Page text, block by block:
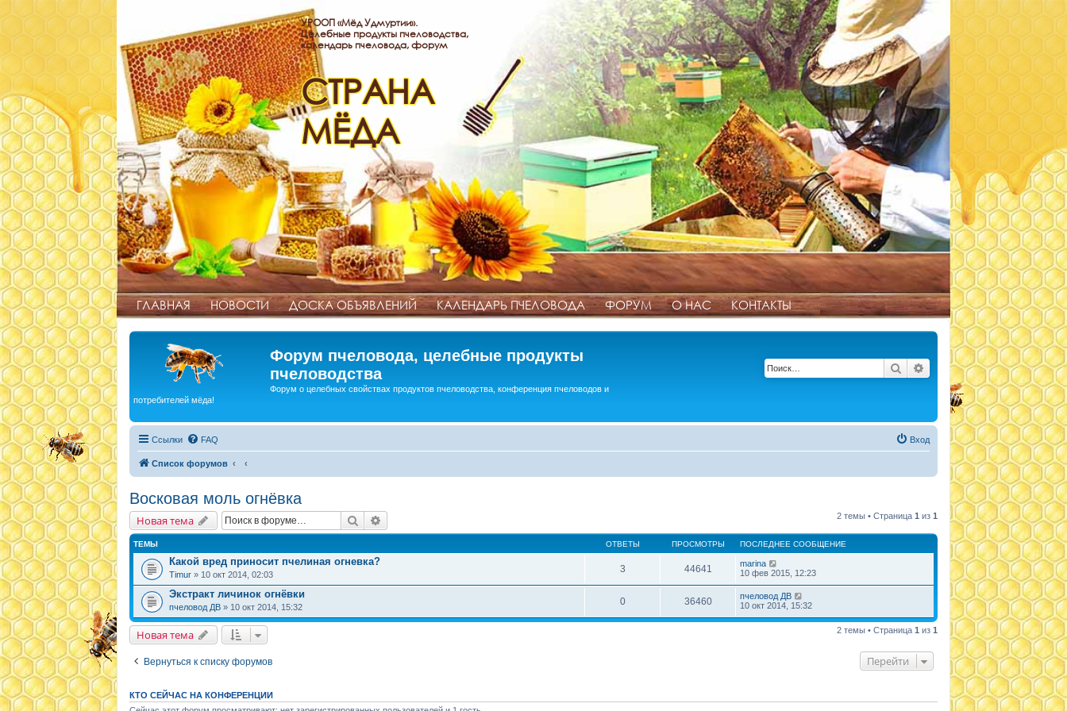
УРООП «Мёд Удмуртии».
Целебные продукты пчеловодства,
календарь пчеловода, форум
СТРАНА
МЁДА
ГЛАВНАЯ НОВОСТИ ДОСКА ОБЪЯВЛЕНИЙ КАЛЕНДАРЬ ПЧЕЛОВОДА ФОРУМ О НАС КОНТАКТЫ
Форум пчеловода, целебные продукты
пчеловодства
Форум о целебных свойствах продуктов пчеловодства, конференция пчеловодов и
потребителей мёда!
Поиск Расширенный поиск
Ссылки FAQ Вход
Список форумов
Восковая моль огнёвка
Новая тема Поиск 2 темы • Страница 1 из 1
ТЕМЫ ОТВЕТЫ ПРОСМОТРЫ ПОСЛЕДНЕЕ СООБЩЕНИЕ
Какой вред приносит пчелиная огневка?
Timur » 10 окт 2014, 02:03
3 44641
marina
10 фев 2015, 12:23
Экстракт личинок огнёвки
пчеловод ДВ » 10 окт 2014, 15:32
0 36460
пчеловод ДВ
10 окт 2014, 15:32
Новая тема 2 темы • Страница 1 из 1
Вернуться к списку форумов Перейти
КТО СЕЙЧАС НА КОНФЕРЕНЦИИ